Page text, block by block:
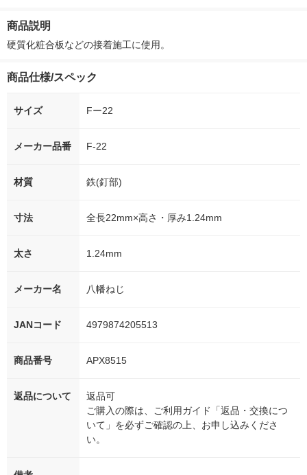
シ） オリジナル
商品説明
硬質化粧合板などの接着施工に使用。
商品仕様/スペック
サイズ Fー22
メーカー品番 F-22
材質 鉄(釘部)
寸法 全長22mm×高さ・厚み1.24mm
太さ 1.24mm
メーカー名 八幡ねじ
JANコード 4979874205513
商品番号 APX8515
返品について
返品可
ご購入の際は、ご利用ガイド「返品・交換につ
いて」を必ずご確認の上、お申し込みくださ
い。